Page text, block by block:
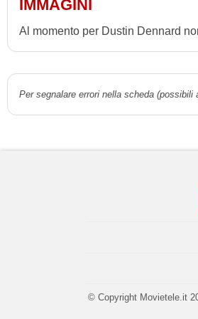
IMMAGINI
Al momento per Dustin Dennard
Per segnalare errori nella scheda
© Copyright Movietele.it